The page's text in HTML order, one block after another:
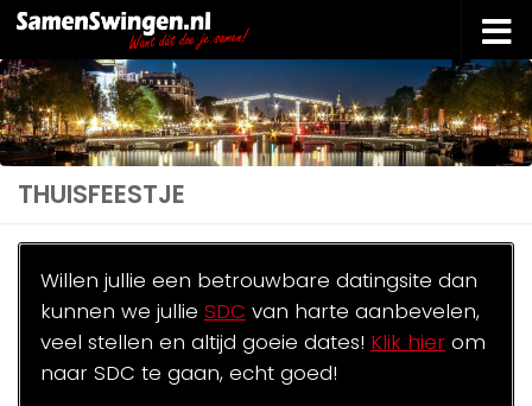
Doorgaan naar inhoud
THUISFEESTJE
Willen jullie een betrouwbare datingsite dan
kunnen we jullie SDC van harte aanbevelen,
veel stellen en altijd goeie dates! Klik hierom
naar SDC te gaan, echt goed!